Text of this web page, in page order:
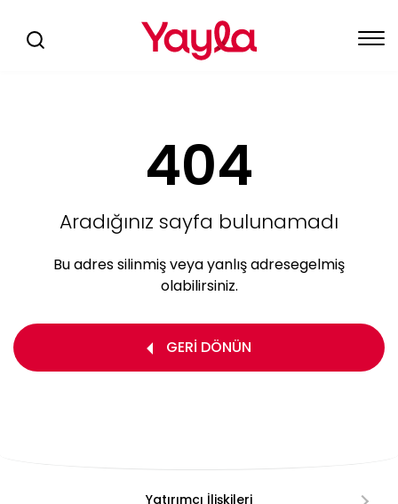
404
Aradığınız sayfa bulunamadı
Bu adres silinmiş veya yanlış adresegelmiş
olabilirsiniz.
GERİ DÖNÜN
Yatırımcı İlişkileri